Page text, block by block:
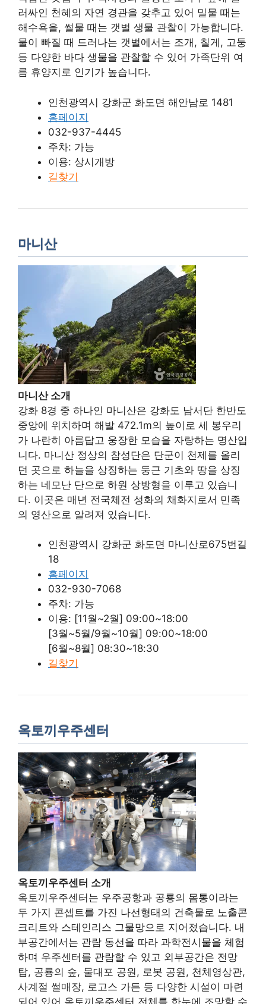
러싸인 천혜의 자연 경관을 갖추고 있어 밀물 때는
해수욕을, 썰물 때는 갯벌 생물 관찰이 가능합니다.
물이 빠질 때 드러나는 갯벌에서는 조개, 칠게, 고둥
등 다양한 바다 생물을 관찰할 수 있어 가족단위 여
름 휴양지로 인기가 높습니다.
인천광역시 강화군 화도면 해안남로 1481
홈페이지
032-937-4445
주차: 가능
이용: 상시개방
길찾기
마니산
마니산 소개
강화 8경 중 하나인 마니산은 강화도 남서단 한반도
중앙에 위치하며 해발 472.1m의 높이로 세 봉우리
가 나란히 아름답고 웅장한 모습을 자랑하는 명산입
니다. 마니산 정상의 참성단은 단군이 천제를 올리
던 곳으로 하늘을 상징하는 둥근 기초와 땅을 상징
하는 네모난 단으로 하원 상방형을 이루고 있습니
다. 이곳은 매년 전국체전 성화의 채화지로서 민족
의 영산으로 알려져 있습니다.
인천광역시 강화군 화도면 마니산로675번길
18
홈페이지
032-930-7068
주차: 가능
이용: [11월~2월] 09:00~18:00
[3월~5월/9월~10월] 09:00~18:00
[6월~8월] 08:30~18:30
길찾기
옥토끼우주센터
옥토끼우주센터 소개
옥토끼우주센터는 우주공항과 공룡의 몸통이라는
두 가지 콘셉트를 가진 나선형태의 건축물로 노출콘
크리트와 스테인리스 그물망으로 지어졌습니다. 내
부공간에서는 관람 동선을 따라 과학전시물을 체험
하며 우주센터를 관람할 수 있고 외부공간은 전망
탑, 공룡의 숲, 물대포 공원, 로봇 공원, 천체영상관,
사계절 썰매장, 로고스 가든 등 다양한 시설이 마련
되어 있어 옥토끼우주센터 전체를 한눈에 조망할 수